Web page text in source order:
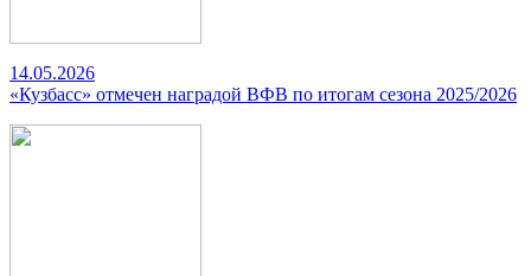
14.05.2026
«Кузбасс» отмечен наградой ВФВ по итогам сезона 2025/2026